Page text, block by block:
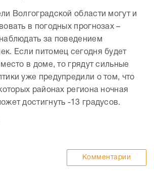
Волгоградской области могут и
в погодных прогнозах –
за поведением
Если питомец сегодня будет
место в доме, то грядут сильные
уже предупредили о том, что
районах региона ночная
достигнуть -13 градусов.
Комментарии